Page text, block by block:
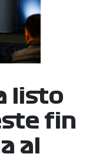
listo
fin
al